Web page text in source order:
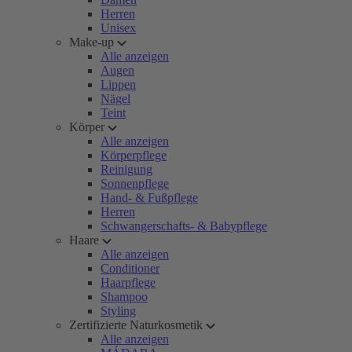
Herren
Unisex
Make-up
Alle anzeigen
Augen
Lippen
Nägel
Teint
Körper
Alle anzeigen
Körperpflege
Reinigung
Sonnenpflege
Hand- & Fußpflege
Herren
Schwangerschafts- & Babypflege
Haare
Alle anzeigen
Conditioner
Haarpflege
Shampoo
Styling
Zertifizierte Naturkosmetik
Alle anzeigen